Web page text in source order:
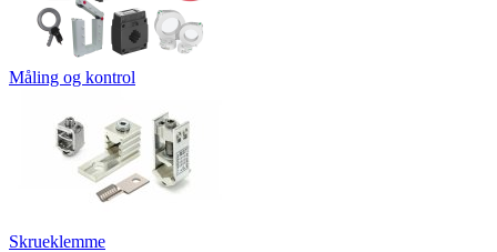
Måling og kontrol
Skrueklemme